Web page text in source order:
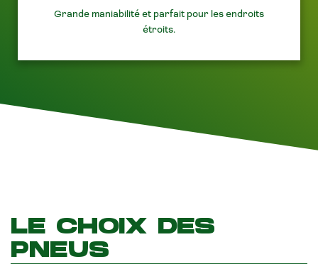
Grande maniabilité et parfait pour les endroits
étroits.
LE CHOIX DES
PNEUS